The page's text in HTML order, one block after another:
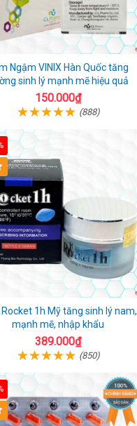
Ngậm VINIX Hàn Quốc tăng
sinh lý mạnh mẽ hiệu quả
150.000₫
(888)
1h Mỹ tăng sinh lý nam,
mạnh mẽ, nhập khẩu
389.000₫
(850)